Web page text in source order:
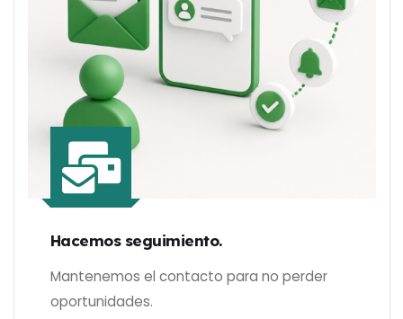
Hacemos seguimiento.
Mantenemos el contacto para no perder
oportunidades.